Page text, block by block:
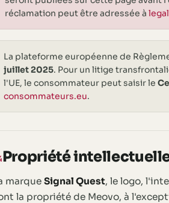
réclamation peut être adressée à
La plateforme européenne de
juillet 2025. Pour un litige
l'UE, le consommateur peut saisir le
consommateurs.eu.
Propriété
marque Signal Quest, le logo,
la propriété de Meovo, à